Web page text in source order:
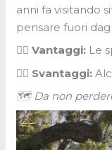
anni fa visitando
pensare fuori
👍🏼 Vantaggi: Le
👎🏼 Svantaggi:
🗺 Da non